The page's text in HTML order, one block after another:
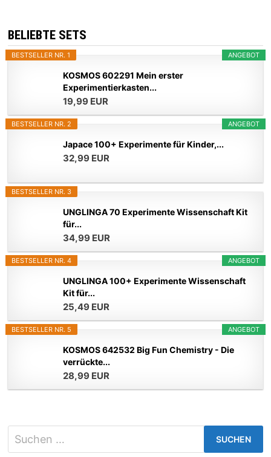
BELIEBTE SETS
ANGEBOT
BESTSELLER NR. 1
KOSMOS 602291 Mein erster
Experimentierkasten...
19,99 EUR
ANGEBOT
BESTSELLER NR. 2
Japace 100+ Experimente für Kinder,...
32,99 EUR
BESTSELLER NR. 3
UNGLINGA 70 Experimente Wissenschaft Kit
für...
34,99 EUR
ANGEBOT
BESTSELLER NR. 4
UNGLINGA 100+ Experimente Wissenschaft
Kit für...
25,49 EUR
ANGEBOT
BESTSELLER NR. 5
KOSMOS 642532 Big Fun Chemistry - Die
verrückte...
28,99 EUR
Suchen
nach: